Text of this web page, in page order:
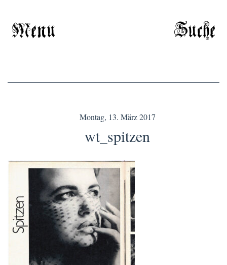
Menu Suche
Montag, 13. März 2017
wt_spitzen